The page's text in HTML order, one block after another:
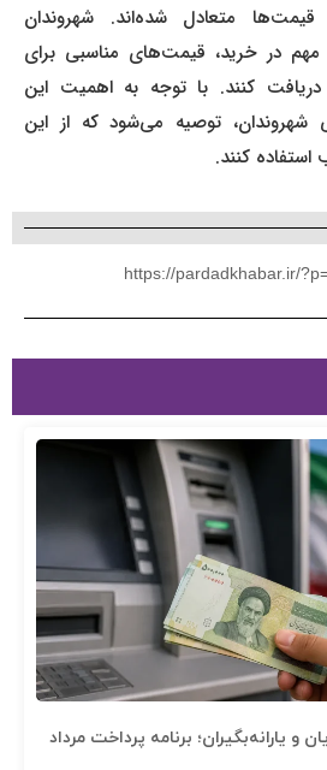
متعادل شده‌اند. شهروندان
در خرید، قیمت‌های مناسبی برای
کنند. با توجه به اهمیت این
توصیه می‌شود که از این
کنند.
https://
برنامه پرداخت مرداد